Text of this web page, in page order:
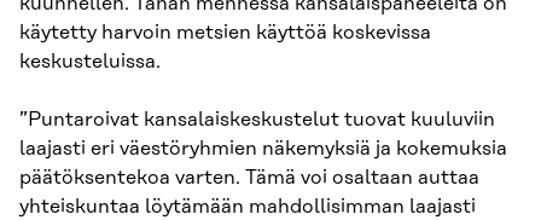
käytetty harvoin metsien käyttöä koskevissa
keskusteluissa.
”Puntaroivat kansalaiskeskustelut tuovat kuuluviin
laajasti eri väestöryhmien näkemyksiä ja kokemuksia
päätöksentekoa varten. Tämä voi osaltaan auttaa
yhteiskuntaa löytämään mahdollisimman laajasti